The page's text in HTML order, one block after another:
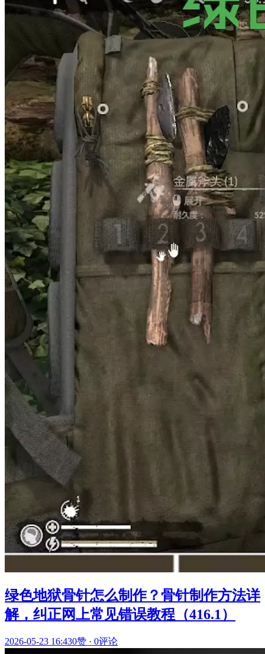
绿色地狱骨针怎么制作？骨针制作方法详
解，纠正网上常见错误教程（416.1）
2026-05-23 16:430赞 · 0评论